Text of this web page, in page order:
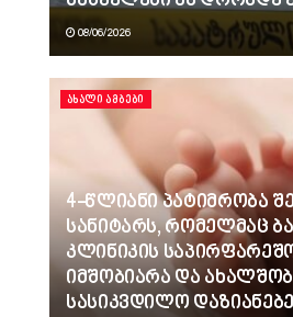
08/06/2026
ᲐᲮᲐᲚᲘ ᲐᲛᲑᲔᲑᲘ
4-წლიანი პატიმრობა
სანიტარს, რომელმაც
კლინიკის
იმშობიარა და
სასიკვდილო